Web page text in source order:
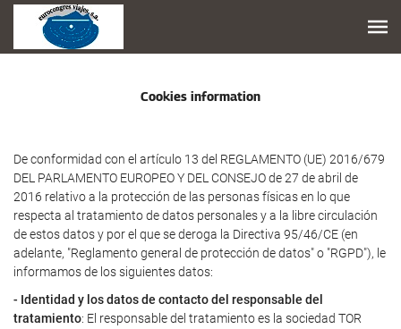
Cookies information
De conformidad con el artículo 13 del REGLAMENTO (UE) 2016/679
DEL PARLAMENTO EUROPEO Y DEL CONSEJO de 27 de abril de
2016 relativo a la protección de las personas físicas en lo que
respecta al tratamiento de datos personales y a la libre circulación
de estos datos y por el que se deroga la Directiva 95/46/CE (en
adelante, "Reglamento general de protección de datos" o "RGPD"), le
informamos de los siguientes datos:
- Identidad y los datos de contacto del responsable del
tratamiento: El responsable del tratamiento es la sociedad TOR